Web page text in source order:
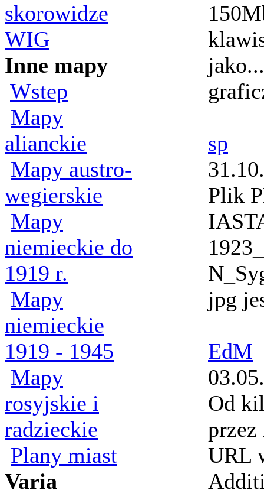
skorowidze
WIG
Inne mapy
Wstep
Mapy
alianckie
Mapy austro-
wegierskie
Mapy
niemieckie do
1919 r.
Mapy
niemieckie
1919 - 1945
Mapy
rosyjskie i
radzieckie
Plany miast
Varia
sp
Plik
jpg
EdM
Od
przez
URL